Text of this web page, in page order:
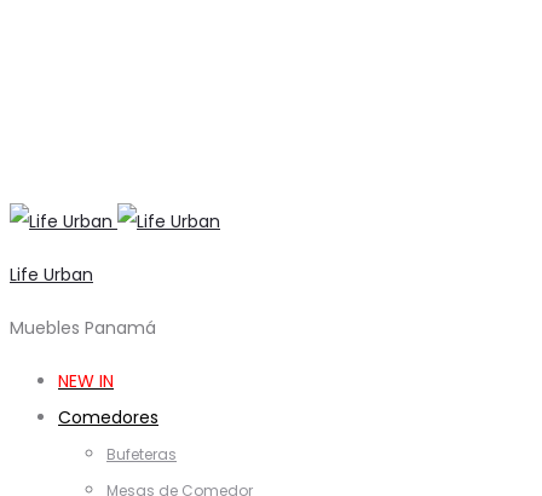
Life Urban
Muebles Panamá
NEW IN
Comedores
Bufeteras
Mesas de Comedor